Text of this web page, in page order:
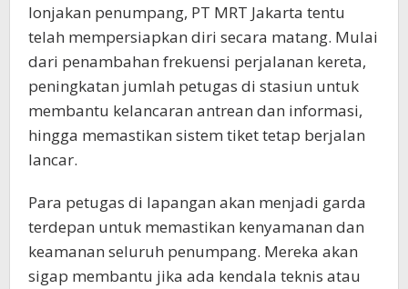
lonjakan penumpang, PT MRT Jakarta tentu
telah mempersiapkan diri secara matang. Mulai
dari penambahan frekuensi perjalanan kereta,
peningkatan jumlah petugas di stasiun untuk
membantu kelancaran antrean dan informasi,
hingga memastikan sistem tiket tetap berjalan
lancar.
Para petugas di lapangan akan menjadi garda
terdepan untuk memastikan kenyamanan dan
keamanan seluruh penumpang. Mereka akan
sigap membantu jika ada kendala teknis atau